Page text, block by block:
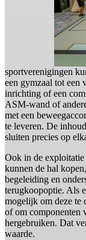
sportverenigingen
een gymzaal tot een
inrichting of een
ASM-wand of
met een
te leveren. De
sluiten precies op
Ook in de
kunnen de hal
begeleiding en
terugkoopoptie. Als
mogelijk om deze te
of om componenten
hergebruiken. Dat
waarde.